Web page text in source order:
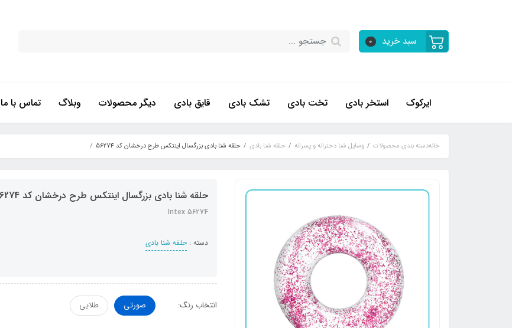
سبد خرید 0
ایرکوک استخر بادی تخت بادی تشک بادی قایق بادی دیگر محصولات وبلاگ تماس با ما
خانهدسته بندی محصولات وسایل شنا دخترانه و پسرانه حلقه شنا بادی حلقه شنا بادی بزرگسال اینتکس طرح درخشان کد 56274
حلقه شنا بادی بزرگسال اینتکس طرح درخشان کد 56274
Intex 56274
دسته : حلقه شنا بادی
انتخاب رنگ: صورتی طلایی